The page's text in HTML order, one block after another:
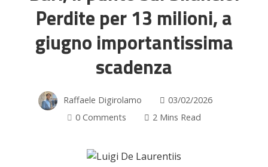
Perdite per 13 milioni, a
giugno importantissima
scadenza
Raffaele Digirolamo
03/02/2026
0 Comments
2 Mins Read